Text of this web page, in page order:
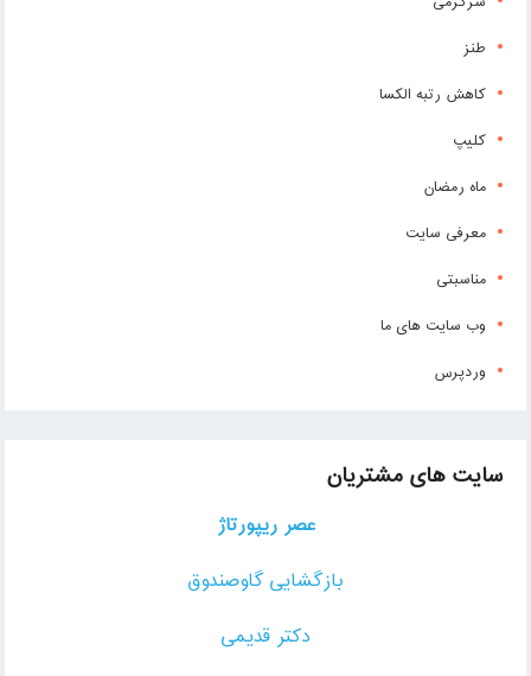
طنز
کاهش رتبه الکسا
کلیپ
ماه رمضان
معرفی سایت
مناسبتی
وب سایت های ما
وردپرس
سایت های مشتریان
عصر ریپورتاژ
بازگشایی گاوصندوق
دکتر قدیمی